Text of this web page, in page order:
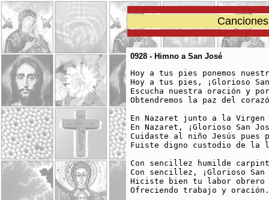
0928 - Himno a San José
Hoy a tus pies ponemos
Hoy a tus pies, ¡Glorioso
Escucha nuestra oración y
Obtendremos la paz del
En Nazaret junto a la Virgen
En Nazaret, ¡Glorioso San
Cuidaste al niño Jesús
Fuiste digno custodio de la
Con sencillez humilde
Con sencillez, ¡Glorioso San
Hiciste bien tu labor obrero
Ofreciendo trabajo y oración.